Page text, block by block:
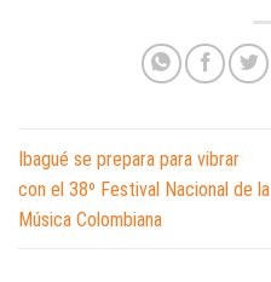
Ibagué se prepara para vibrar
con el 38º Festival Nacional de la
Música Colombiana